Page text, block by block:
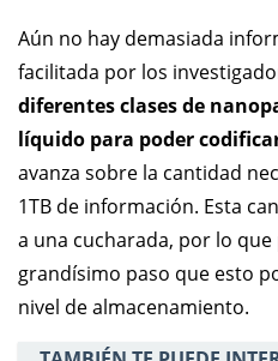
Aún no hay demasiada
facilitada por los
diferentes clases de
líquido para poder
avanza sobre la cantidad
1TB de información. Esta
a una cucharada, por lo
grandísimo paso que esto
nivel de almacenamiento.